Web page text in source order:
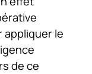
appliquer le
de ce